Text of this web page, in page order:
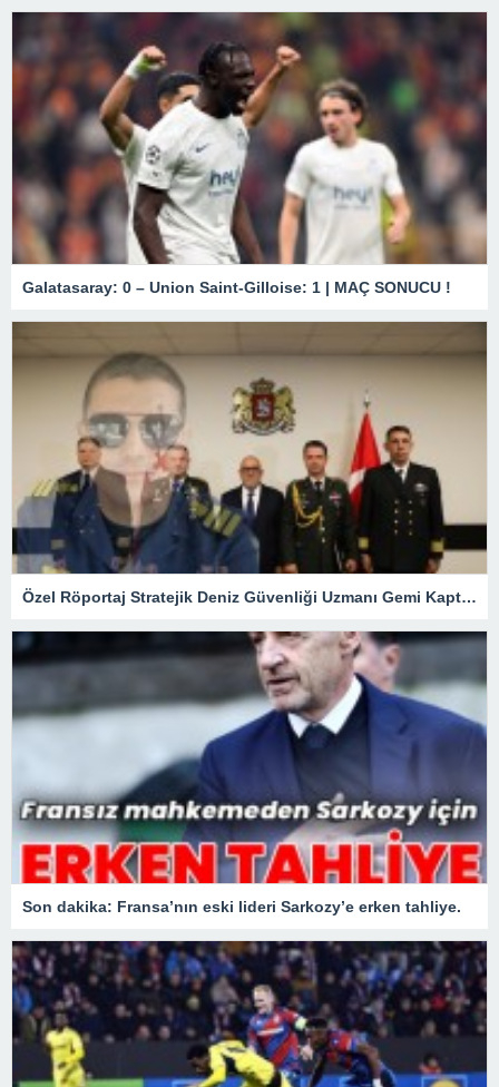
Galatasaray: 0 – Union Saint-Gilloise: 1 | MAÇ SONUCU !
Özel Röportaj Stratejik Deniz Güvenliği Uzmanı Gemi Kaptanı Şahin Avşar ile Konuştuk? “Karadeniz’de yeni bir güvenlik mimarisi mi doğuyor?
Son dakika: Fransa’nın eski lideri Sarkozy’e erken tahliye.